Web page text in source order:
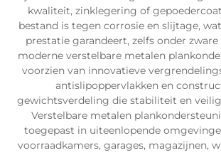
kwaliteit, zinklegering of
bestand is tegen corrosie en slijtage,
prestatie garandeert, zelfs onder zware
moderne verstelbare metalen
voorzien van innovatieve
antislipoppervlakken en
gewichtsverdeling die stabiliteit en
Verstelbare metalen
toegepast in uiteenlopende
voorraadkamers, garages, magazijnen,